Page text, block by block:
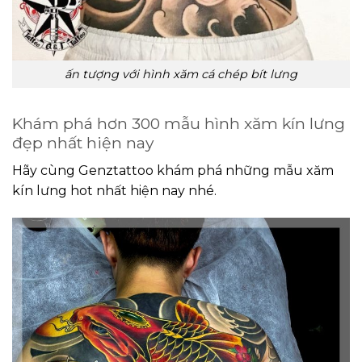
ấn tượng với hình xăm cá chép bít lưng
Khám phá hơn 300 mẫu hình xăm kín lưng
đẹp nhất hiện nay
Hãy cùng Genztattoo khám phá những mẫu xăm
kín lưng hot nhất hiện nay nhé.